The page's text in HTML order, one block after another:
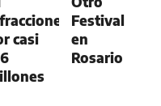
casi
Festival
en
Rosario